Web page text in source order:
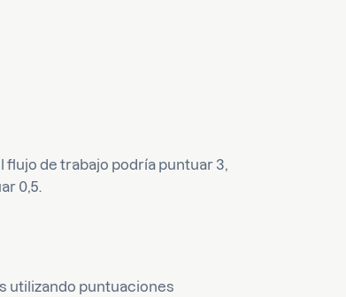
de trabajo podría puntuar 3,
0,5.
utilizando puntuaciones